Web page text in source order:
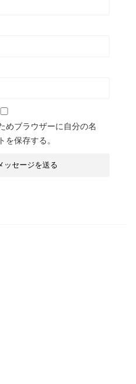
めブラウザーに自分の名
を保存する。